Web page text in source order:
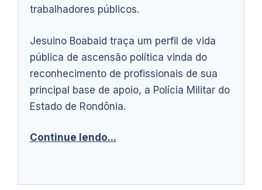
trabalhadores públicos.
Jesuino Boabaid traça um perfil de vida
pública de ascensão política vinda do
reconhecimento de profissionais de sua
principal base de apoio, a Polícia Militar do
Estado de Rondônia.
Continue lendo...